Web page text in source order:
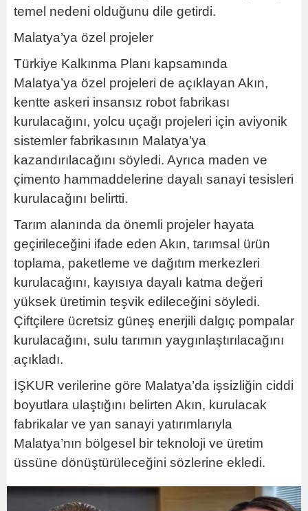
temel nedeni olduğunu dile getirdi.
Malatya’ya özel projeler
Türkiye Kalkınma Planı kapsamında
Malatya’ya özel projeleri de açıklayan Akın,
kentte askeri insansız robot fabrikası
kurulacağını, yolcu uçağı projeleri için aviyonik
sistemler fabrikasının Malatya’ya
kazandırılacağını söyledi. Ayrıca maden ve
çimento hammaddelerine dayalı sanayi tesisleri
kurulacağını belirtti.
Tarım alanında da önemli projeler hayata
geçirileceğini ifade eden Akın, tarımsal ürün
toplama, paketleme ve dağıtım merkezleri
kurulacağını, kayısıya dayalı katma değeri
yüksek üretimin teşvik edileceğini söyledi.
Çiftçilere ücretsiz güneş enerjili dalgıç pompalar
kurulacağını, sulu tarımın yaygınlaştırılacağını
açıkladı.
İŞKUR verilerine göre Malatya’da işsizliğin ciddi
boyutlara ulaştığını belirten Akın, kurulacak
fabrikalar ve yan sanayi yatırımlarıyla
Malatya’nın bölgesel bir teknoloji ve üretim
üssüne dönüştürüleceğini sözlerine ekledi.